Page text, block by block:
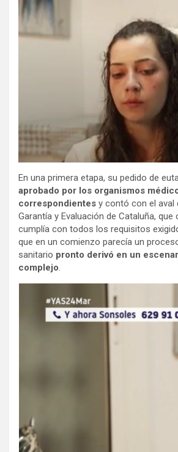
En una primera etapa, su pedido de
aprobado por los organismos
correspondientes y contó con el aval
Garantía y Evaluación de Cataluña, que
cumplía con todos los requisitos
que en un comienzo parecía un
sanitario pronto derivó en un
complejo.